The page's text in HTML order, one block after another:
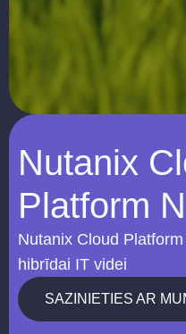
Nutanix
Platform
Nutanix Cloud
hibrīdai IT videi
SAZINIETIES AR